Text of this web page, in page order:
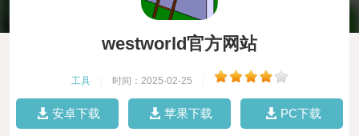
westworld官方网站
工具 时间：2025-02-25
安卓下载 苹果下载 PC下载